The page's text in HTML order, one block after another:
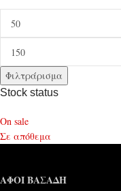
Φιλτράρισμα
Stock status
On sale
Σε απόθεμα
ΑΦΟΙ ΒΑΣΑΔΗ